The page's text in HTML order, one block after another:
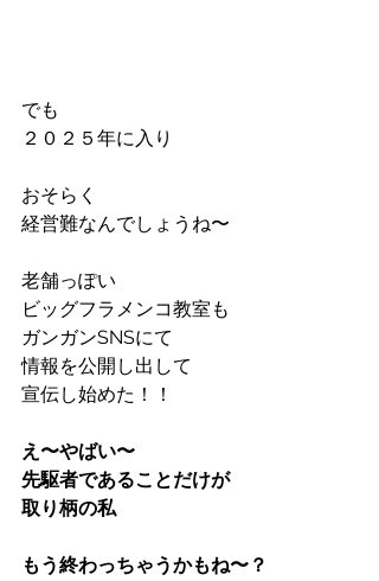
でも
２０２５年に入り
おそらく
経営難なんでしょうね〜
老舗っぽい
ビッグフラメンコ教室も
ガンガンSNSにて
情報を公開し出して
宣伝し始めた！！
え〜やばい〜
先駆者であることだけが
取り柄の私
もう終わっちゃうかもね〜？